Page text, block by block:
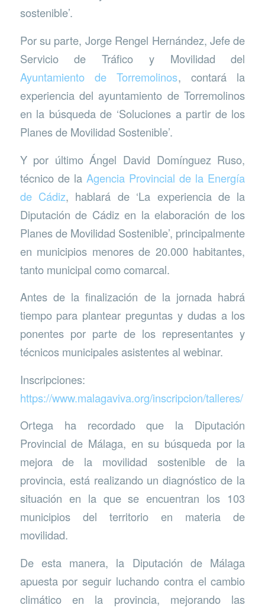
sostenible’.
Por su parte, Jorge Rengel Hernández, Jefe de
Servicio de Tráfico y Movilidad del
Ayuntamiento de Torremolinos, contará la
experiencia del ayuntamiento de Torremolinos
en la búsqueda de ‘Soluciones a partir de los
Planes de Movilidad Sostenible’.
Y por último Ángel David Domínguez Ruso,
técnico de la Agencia Provincial de la Energía
de Cádiz, hablará de ‘La experiencia de la
Diputación de Cádiz en la elaboración de los
Planes de Movilidad Sostenible’, principalmente
en municipios menores de 20.000 habitantes,
tanto municipal como comarcal.
Antes de la finalización de la jornada habrá
tiempo para plantear preguntas y dudas a los
ponentes por parte de los representantes y
técnicos municipales asistentes al webinar.
Inscripciones:
https://www.malagaviva.org/inscripcion/talleres/
Ortega ha recordado que la Diputación
Provincial de Málaga, en su búsqueda por la
mejora de la movilidad sostenible de la
provincia, está realizando un diagnóstico de la
situación en la que se encuentran los 103
municipios del territorio en materia de
movilidad.
De esta manera, la Diputación de Málaga
apuesta por seguir luchando contra el cambio
climático en la provincia, mejorando las